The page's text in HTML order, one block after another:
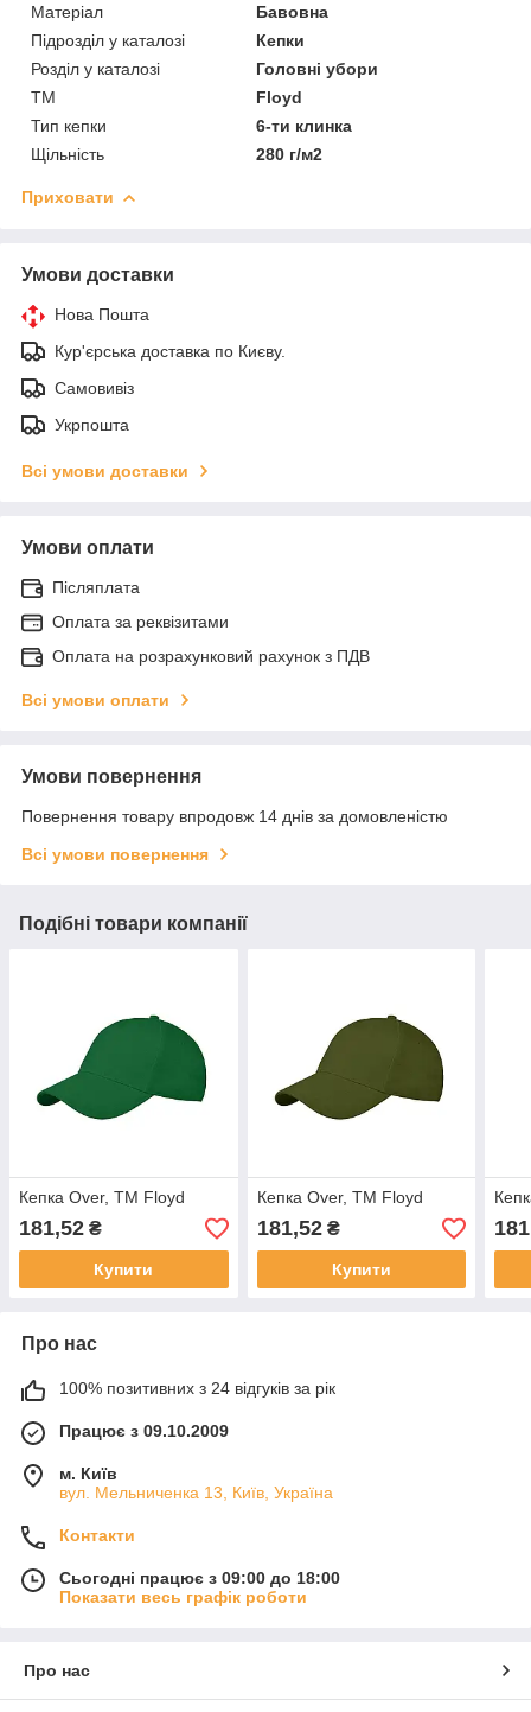
Матеріал
Бавовна
Підрозділ у каталозі
Кепки
Розділ у каталозі
Головні убори
ТМ
Floyd
Тип кепки
6-ти клинка
Щільність
280 г/м2
Приховати
Умови доставки
Нова Пошта
Кур'єрська доставка по Києву.
Самовивіз
Укрпошта
Всі умови доставки
Умови оплати
Післяплата
Оплата за реквізитами
Оплата на розрахунковий рахунок з ПДВ
Всі умови оплати
Умови повернення
Повернення товару впродовж 14 днів за домовленістю
Всі умови повернення
Подібні товари компанії
Кепка Over, TM Floyd
181,52 ₴
Купити
Кепка Over, TM Floyd
181,52₴
Купити
Про нас
100% позитивних з 24 відгуків за рік
Працює з 09.10.2009
м. Київ
вул. Мельниченка 13, Київ, Україна
Контакти
Сьогодні працює з 09:00 до 18:00
Показати весь графік роботи
Про нас